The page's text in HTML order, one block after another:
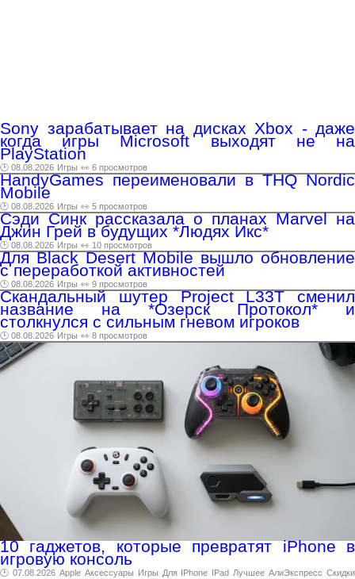
Sony зарабатывает на дисках Xbox - даже
когда игры Microsoft выходят не на
PlayStation
🕑 08.08.2026 Игры 👀 6 просмотров
HandyGames переименовали в THQ Nordic
Mobile
🕑 08.08.2026 Игры 👀 5 просмотров
Сэди Синк рассказала о планах Marvel на
Джин Грей в будущих *Людях Икс*
🕑 08.08.2026 Игры 👀 10 просмотров
Для Black Desert Mobile вышло обновление
с переработкой активностей
🕑 08.08.2026 Игры 👀 9 просмотров
Скандальный шутер Project L33T сменил
название на *Озерск Протокол* и
столкнулся с сильным гневом игроков
🕑 08.08.2026 Игры 👀 8 просмотров
10 гаджетов, которые превратят iPhone в
игровую консоль
🕑 07.08.2026 Apple Аксессуары Игры Для IPhone IPad Лучшее АлиЭкспресс Скидки